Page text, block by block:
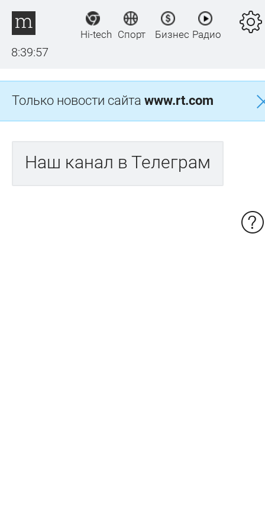
8:39:57
Hi-tech Спорт Бизнес Радио
Только новости сайта www.rt.com
Наш канал в Телеграм